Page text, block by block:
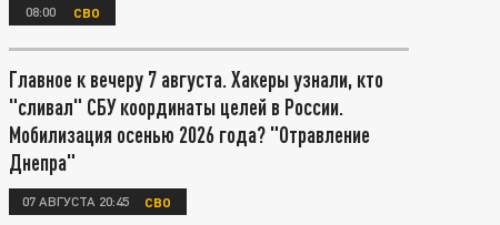
08:00 СВО
Главное к вечеру 7 августа. Хакеры узнали, кто
"сливал" СБУ координаты целей в России.
Мобилизация осенью 2026 года? "Отравление
Днепра"
07 АВГУСТА 20:45 СВО